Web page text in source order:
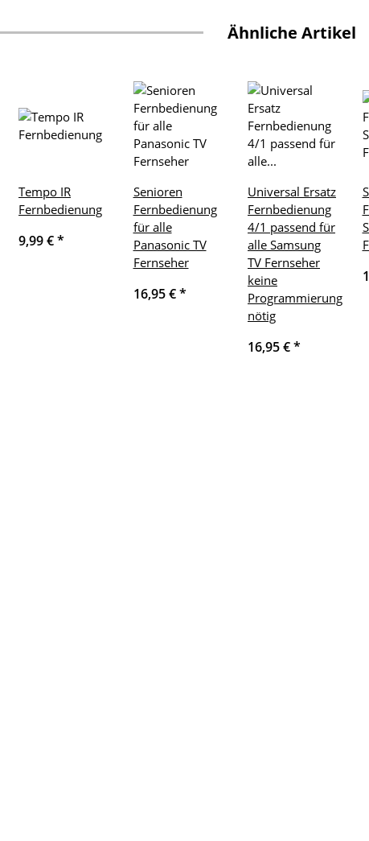
Ähnliche Artikel
Tempo IR
Fernbedienung
9,99 €*
Senioren
Fernbedienung
für alle
Panasonic TV
Fernseher
16,95 €*
Universal Ersatz
Fernbedienung
4/1 passend für
alle Samsung
TV Fernseher
keine
Programmierung
nötig
16,95 €*